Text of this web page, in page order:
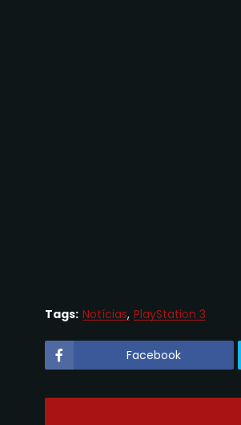
Tags: Notícias PlayStation 3
Facebook